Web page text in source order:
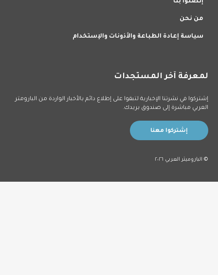
إتصلوا بنا
من نحن
سياسة إعادة الطباعة والأذونات والإستخدام
لمعرفة آخر المستجدات
إشتركوا في نشرتنا الإخبارية لتبقوا على إطلاع دائم بالأخبار الواردة من البارومتر
العربي مباشرة إلى صندوق بريدك.
إشتركوا معنا
© الباروميتر العربي ٢٠٢٦